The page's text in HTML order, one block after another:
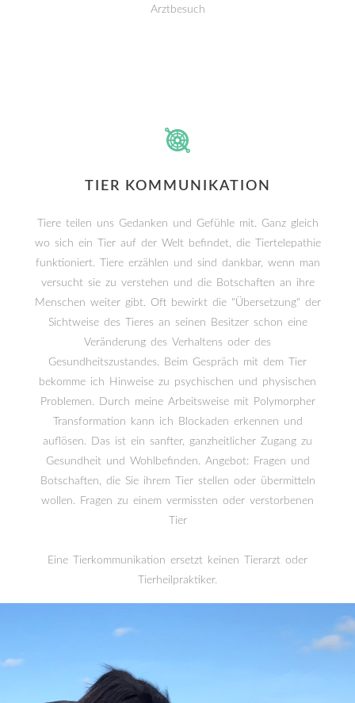
Arztbesuch
TIER KOMMUNIKATION
Tiere teilen uns Gedanken und Gefühle mit. Ganz gleich
wo sich ein Tier auf der Welt befindet, die Tiertelepathie
funktioniert. Tiere erzählen und sind dankbar, wenn man
versucht sie zu verstehen und die Botschaften an ihre
Menschen weiter gibt. Oft bewirkt die "Übersetzung" der
Sichtweise des Tieres an seinen Besitzer schon eine
Veränderung des Verhaltens oder des
Gesundheitszustandes. Beim Gespräch mit dem Tier
bekomme ich Hinweise zu psychischen und physischen
Problemen. Durch meine Arbeitsweise mit Polymorpher
Transformation kann ich Blockaden erkennen und
auflösen. Das ist ein sanfter, ganzheitlicher Zugang zu
Gesundheit und Wohlbefinden. Angebot: Fragen und
Botschaften, die Sie ihrem Tier stellen oder übermitteln
wollen. Fragen zu einem vermissten oder verstorbenen
Tier
Eine Tierkommunikation ersetzt keinen Tierarzt oder
Tierheilpraktiker.